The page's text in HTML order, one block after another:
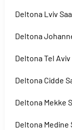
Deltona Lviv
Deltona
Deltona Tel Aviv
Deltona Cidde
Deltona Mekke
Deltona Medine